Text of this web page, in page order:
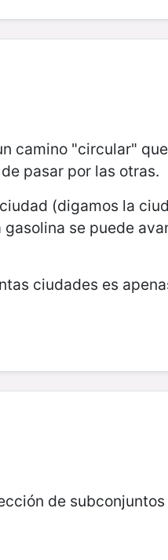
camino "circular"
pasar por las otras.
(digamos la
se puede
ciudades es
de